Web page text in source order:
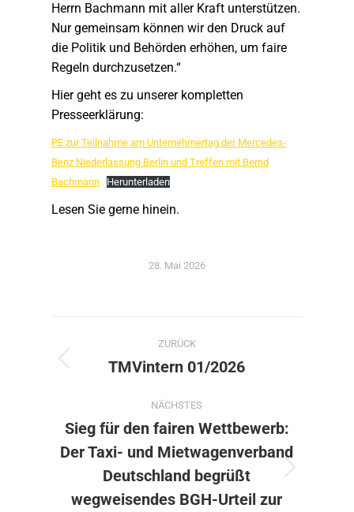
Herrn Bachmann mit aller Kraft unterstützen.
Nur gemeinsam können wir den Druck auf
die Politik und Behörden erhöhen, um faire
Regeln durchzusetzen.“
Hier geht es zu unserer kompletten
Presseerklärung:
PE zur Teilnahme am Unternehmertag der Mercedes-
Benz Niederlassung Berlin und Treffen mit Bernd
Bachmann
Herunterladen
Lesen Sie gerne hinein.
28. Mai 2026
Kommentarnavigation
ZURÜCK
Vorheriger
TMVintern 01/2026
NÄCHSTES
Nächster
Beitrag:
Sieg für den fairen Wettbewerb:
Der Taxi- und Mietwagenverband
Deutschland begrüßt
wegweisendes BGH-Urteil zur